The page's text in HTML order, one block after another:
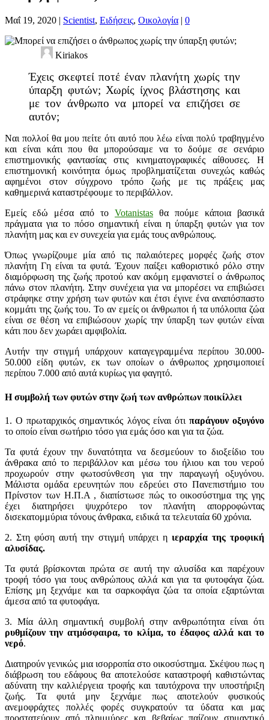
Μαΐ 19, 2020 | Scientist, Ειδήσεις, Οικολογία | 0
Kiriakos
Έχεις σκεφτεί ποτέ έναν πλανήτη χωρίς την
ύπαρξη φυτών; Χωρίς ίχνος βλάστησης και
με τον άνθρωπο να μπορεί να επιζήσει σε
αυτόν;
Ναι πολλοί θα μου πείτε ότι αυτό που λέω είναι πολύ τραβηγμένο
και είναι κάτι που θα μπορούσαμε να το δούμε σε σενάριο
επιστημονικής φαντασίας στις κινηματογραφικές αίθουσες. Η
επιστημονική κοινότητα όμως προβληματίζεται συνεχώς καθώς
αφημένοι στον σύγχρονο τρόπο ζωής με τις πράξεις μας
καθημερινά καταστρέφουμε το περιβάλλον.
Εμείς εδώ μέσα από το Votanistas θα πούμε κάποια βασικά
πράγματα για το πόσο σημαντική είναι η ύπαρξη φυτών για τον
πλανήτη μας και εν συνεχεία για εμάς τους ανθρώπους.
Όπως γνωρίζουμε μία από τις παλαιότερες μορφές ζωής στον
πλανήτη Γη είναι τα φυτά. Έχουν παίξει καθοριστικό ρόλο στην
διαμόρφωση της ζωής προτού καν ακόμη εμφανιστεί ο άνθρωπος
πάνω στον πλανήτη. Στην συνέχεια για να μπορέσει να επιβιώσει
στράφηκε στην χρήση των φυτών και έτσι έγινε ένα αναπόσπαστο
κομμάτι της ζωής του. Το αν εμείς οι άνθρωποι ή τα υπόλοιπα ζώα
είναι σε θέση να επιβιώσουν χωρίς την ύπαρξη των φυτών είναι
κάτι που δεν χωράει αμφιβολία.
Αυτήν την στιγμή υπάρχουν καταγεγραμμένα περίπου 30.000-
50.000 είδη φυτών, εκ των οποίων ο άνθρωπος χρησιμοποιεί
περίπου 7.000 από αυτά κυρίως για φαγητό.
Η συμβολή των φυτών στην ζωή των ανθρώπων ποικίλλει
1. Ο πρωταρχικός σημαντικός λόγος είναι ότι παράγουν οξυγόνο
το οποίο είναι σωτήριο τόσο για εμάς όσο και για τα ζώα.
Τα φυτά έχουν την δυνατότητα να δεσμεύουν το διοξείδιο του
άνθρακα από το περιβάλλον και μέσω του ήλιου και του νερού
προχωρούν στην φωτοσύνθεση για την παραγωγή οξυγόνου.
Μάλιστα ομάδα ερευνητών που εδρεύει στο Πανεπιστήμιο του
Πρίνστον των Η.Π.Α , διαπίστωσε πώς το οικοσύστημα της γης
έχει διατηρήσει ψυχρότερο τον πλανήτη απορροφώντας
δισεκατομμύρια τόνους άνθρακα, ειδικά τα τελευταία 60 χρόνια.
2. Στη φύση αυτή την στιγμή υπάρχει η ιεραρχία της τροφική
αλυσίδας.
Τα φυτά βρίσκονται πρώτα σε αυτή την αλυσίδα και παρέχουν
τροφή τόσο για τους ανθρώπους αλλά και για τα φυτοφάγα ζώα.
Επίσης μη ξεχνάμε και τα σαρκοφάγα ζώα τα οποία εξαρτώνται
άμεσα από τα φυτοφάγα.
3. Μία άλλη σημαντική συμβολή στην ανθρωπότητα είναι ότι
ρυθμίζουν την ατμόσφαιρα, το κλίμα, το έδαφος αλλά και το
νερό.
Διατηρούν γενικώς μια ισορροπία στο οικοσύστημα. Σκέψου πως η
διάβρωση του εδάφους θα αποτελούσε καταστροφή καθιστώντας
αδύνατη την καλλιέργεια τροφής και ταυτόχρονα την υποστήριξη
ζωής. Τα φυτά μην ξεχνάμε πως αποτελούν φυσικούς
ανεμοφράχτες πολλές φορές συγκρατούν τα ύδατα και μας
προστατεύουν από πλημμύρες και βεβαίως παίζουν σημαντικό